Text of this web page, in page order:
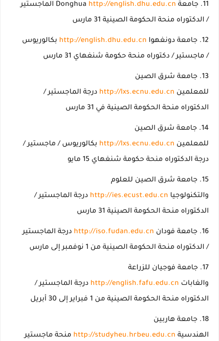
جامعة Donghua http://english.dhu.edu.cn
الماجستير
/ الدكتوراه منحة الحكومة الصينية 31 مارس
جامعة دونغهوا http://english.dhu.edu.cn بكالوريوس
/ ماجستير / دكتوراه منحة حكومة شنغهاي 31 مارس
جامعة شرق الصين
للمعلمين http://lxs.ecnu.edu.cn درجة الماجستير /
الدكتوراه منحة الحكومة الصينية في 31 مارس
جامعة شرق الصين
للمعلمين http://lxs.ecnu.edu.cn بكالوريوس / ماجستير /
درجة الدكتوراه منحة حكومة شنغهاي 15 مايو
جامعة شرق الصين للعلوم
والتكنولوجيا http://ies.ecust.edu.cn درجة الماجستير /
الدكتوراه منحة الحكومة الصينية 31 مارس
جامعة فودان http://iso.fudan.edu.cn درجة الماجستير
/ الدكتوراه منحة الحكومة الصينية من 1 نوفمبر إلى مارس
جامعة فوجيان للزراعة
والغابات http://english.fafu.edu.cn درجة الماجستير /
الدكتوراه منحة الحكومة الصينية من 1 فبراير إلى 30 أبريل
جامعة هاربين
الهندسية http://studyheu.hrbeu.edu.cn منحة ماجستير